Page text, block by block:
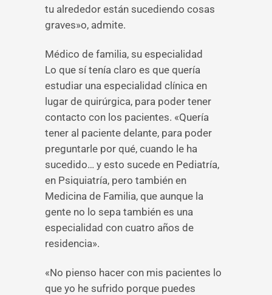
tu alrededor están sucediendo cosas
graves»o, admite.
Médico de familia, su especialidad
Lo que sí tenía claro es que quería
estudiar una especialidad clínica en
lugar de quirúrgica, para poder tener
contacto con los pacientes. «Quería
tener al paciente delante, para poder
preguntarle por qué, cuando le ha
sucedido… y esto sucede en Pediatría,
en Psiquiatría, pero también en
Medicina de Familia, que aunque la
gente no lo sepa también es una
especialidad con cuatro años de
residencia».
«No pienso hacer con mis pacientes lo
que yo he sufrido porque puedes